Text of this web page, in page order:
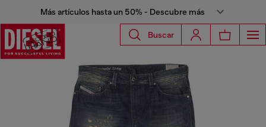
Más artículos hasta un 50% - Descubre más
Buscar